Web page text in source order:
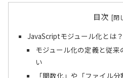
目次
JavaScriptモジュール化とは
モジュール化の定義と従
い
「関数化」や「ファイル